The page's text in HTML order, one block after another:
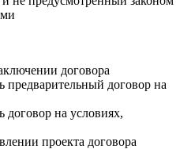
договора
предварительный договор на
договор на условиях,
проекта договора